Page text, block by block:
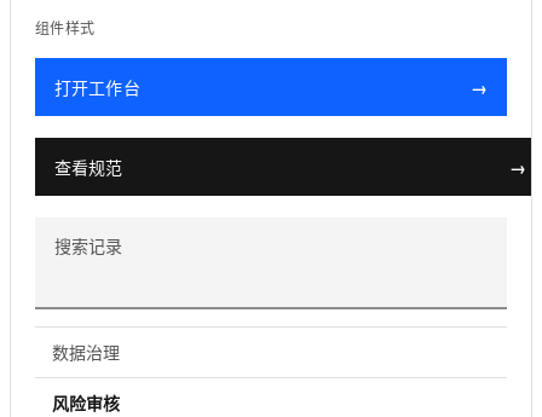
组件样式
打开工作台 →
查看规范 →
搜索记录
数据治理
风险审核